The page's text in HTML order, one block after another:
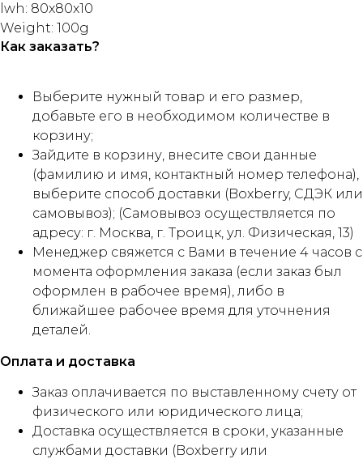
lwh: 80x80x10
Weight: 100g
Как заказать?
Выберите нужный товар и его размер,
добавьте его в необходимом количестве в
корзину;
Зайдите в корзину, внесите свои данные
(фамилию и имя, контактный номер телефона),
выберите способ доставки (Boxberry, СДЭК или
самовывоз); (Самовывоз осуществляется по
адресу: г. Москва, г. Троицк, ул. Физическая, 13)
Менеджер свяжется с Вами в течение 4 часов с
момента оформления заказа (если заказ был
оформлен в рабочее время), либо в
ближайшее рабочее время для уточнения
деталей.
Оплата и доставка
Заказ оплачивается по выставленному счету от
физического или юридического лица;
Доставка осуществляется в сроки, указанные
службами доставки (Boxberry или